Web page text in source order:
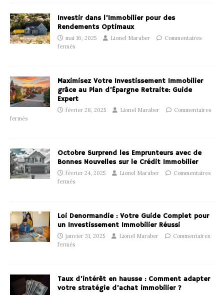
Investir dans l’Immobilier pour des
Rendements Optimaux
mai 16, 2025 Lionel Maraber
Commentaires
fermés
Maximisez Votre Investissement Immobilier
grâce au Plan d’Épargne Retraite: Guide
Expert
février 28, 2025 Lionel Maraber
Commentaires
fermés
Octobre Surprend les Emprunteurs avec de
Bonnes Nouvelles sur le Crédit Immobilier
février 24, 2025 Lionel Maraber
Commentaires
fermés
Loi Denormandie : Votre Guide Complet pour
un Investissement Immobilier Réussi
janvier 31, 2025 Lionel Maraber
Commentaires
fermés
Taux d’intérêt en hausse : Comment adapter
votre stratégie d’achat immobilier ?